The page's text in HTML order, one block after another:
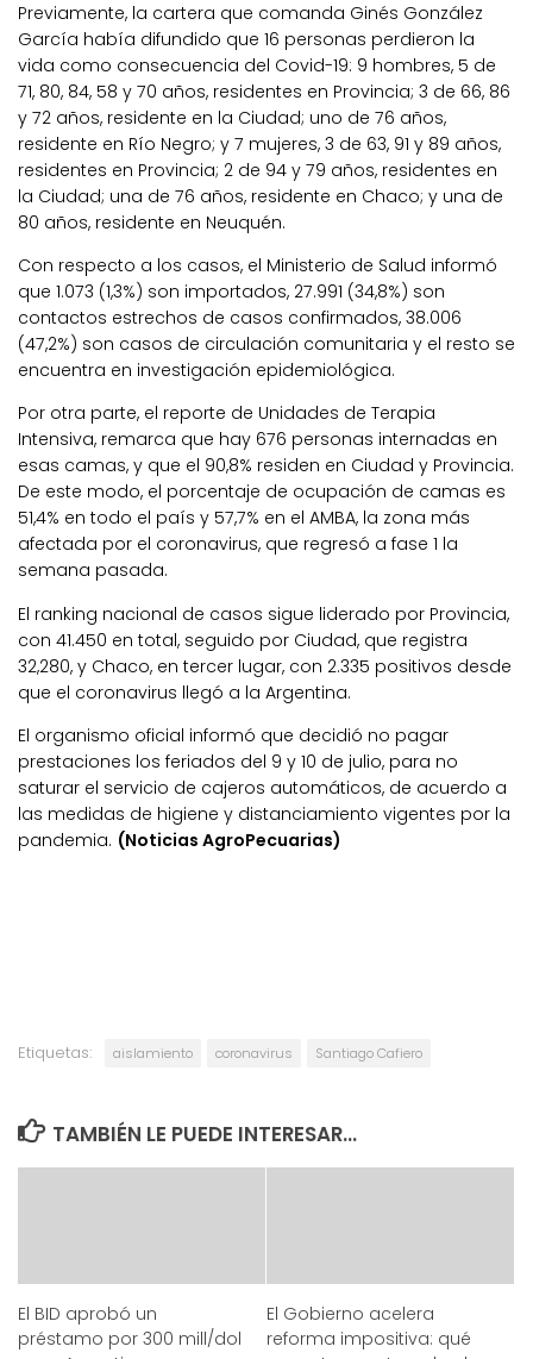
Previamente, la cartera que comanda Ginés González
García había difundido que 16 personas perdieron la
vida como consecuencia del Covid-19: 9 hombres, 5 de
71, 80, 84, 58 y 70 años, residentes en Provincia; 3 de 66, 86
y 72 años, residente en la Ciudad; uno de 76 años,
residente en Río Negro; y 7 mujeres, 3 de 63, 91 y 89 años,
residentes en Provincia; 2 de 94 y 79 años, residentes en
la Ciudad; una de 76 años, residente en Chaco; y una de
80 años, residente en Neuquén.
Con respecto a los casos, el Ministerio de Salud informó
que 1.073 (1,3%) son importados, 27.991 (34,8%) son
contactos estrechos de casos confirmados, 38.006
(47,2%) son casos de circulación comunitaria y el resto se
encuentra en investigación epidemiológica.
Por otra parte, el reporte de Unidades de Terapia
Intensiva, remarca que hay 676 personas internadas en
esas camas, y que el 90,8% residen en Ciudad y Provincia.
De este modo, el porcentaje de ocupación de camas es
51,4% en todo el país y 57,7% en el AMBA, la zona más
afectada por el coronavirus, que regresó a fase 1 la
semana pasada.
El ranking nacional de casos sigue liderado por Provincia,
con 41.450 en total, seguido por Ciudad, que registra
32,280, y Chaco, en tercer lugar, con 2.335 positivos desde
que el coronavirus llegó a la Argentina.
El organismo oficial informó que decidió no pagar
prestaciones los feriados del 9 y 10 de julio, para no
saturar el servicio de cajeros automáticos, de acuerdo a
las medidas de higiene y distanciamiento vigentes por la
pandemia. (Noticias AgroPecuarias)
Etiquetas: aislamiento coronavirus Santiago Cafiero
TAMBIÉN LE PUEDE INTERESAR...
El BID aprobó un
préstamo por 300 mill/dol
El Gobierno acelera
reforma impositiva: qué